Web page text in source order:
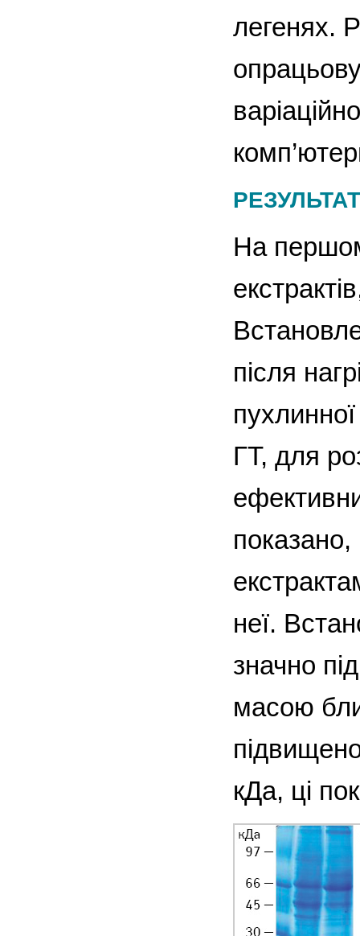
легенях.
На
після
ГТ, для
показано,
неї.
значно
масою
кДа, ці